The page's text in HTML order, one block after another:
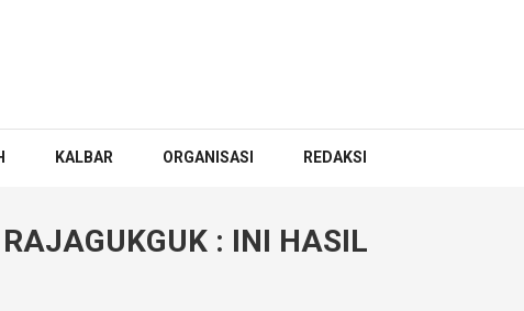
KALBAR ORGANISASI REDAKSI
: INI HASIL